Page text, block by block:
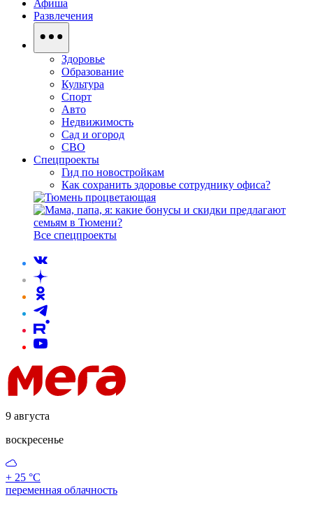
Афиша
Развлечения
Здоровье
Образование
Культура
Спорт
Авто
Недвижимость
Сад и огород
СВО
Спецпроекты
Гид по новостройкам
Как сохранить здоровье сотруднику офиса?
Все спецпроекты
9 августа
воскресенье
+ 25 °С
переменная облачность